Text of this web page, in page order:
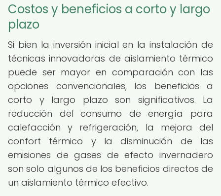
Costos y beneficios a corto y largo
plazo
Si bien la inversión inicial en la instalación de
técnicas innovadoras de aislamiento térmico
puede ser mayor en comparación con las
opciones convencionales, los beneficios a
corto y largo plazo son significativos. La
reducción del consumo de energía para
calefacción y refrigeración, la mejora del
confort térmico y la disminución de las
emisiones de gases de efecto invernadero
son solo algunos de los beneficios directos de
un aislamiento térmico efectivo.